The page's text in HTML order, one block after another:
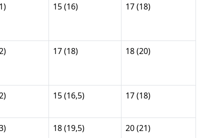
15 (16) 17 (18)
17 (18) 18 (20)
15 (16,5) 17 (18)
18 (19,5) 20 (21)